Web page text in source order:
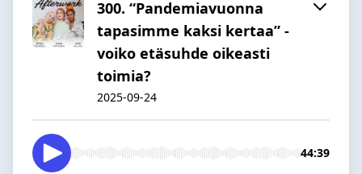
300. “Pandemiavuonna
tapasimme kaksi kertaa” -
voiko etäsuhde oikeasti
toimia?
2025-09-24
44:39